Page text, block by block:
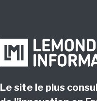
Le site le plus